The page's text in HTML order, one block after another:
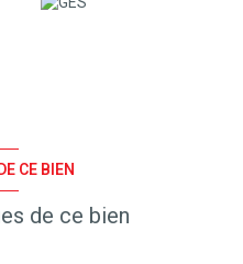
CE BIEN
de ce bien